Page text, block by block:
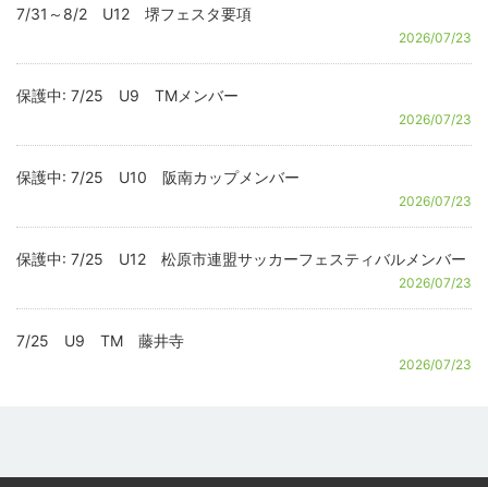
7/31～8/2 U12 堺フェスタ要項
2026/07/23
保護中: 7/25 U9 TMメンバー
2026/07/23
保護中: 7/25 U10 阪南カップメンバー
2026/07/23
保護中: 7/25 U12 松原市連盟サッカーフェスティバルメンバー
2026/07/23
7/25 U9 TM 藤井寺
2026/07/23